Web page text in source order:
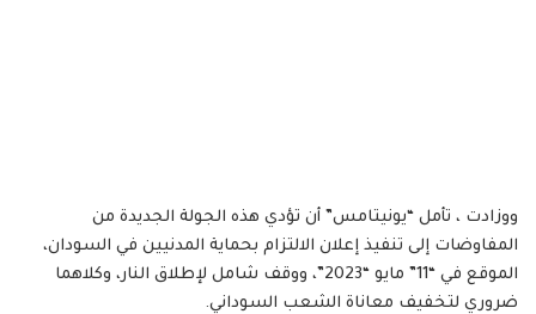
ووزادت ، تأمل “يونيتامس” أن تؤدي هذه الجولة الجديدة من
المفاوضات إلى تنفيذ إعلان الالتزام بحماية المدنيين في السودان،
الموقع في “11” مايو “2023”، ووقف شامل لإطلاق النار، وكلاهما
ضروري لتخفيف معاناة الشعب السوداني.